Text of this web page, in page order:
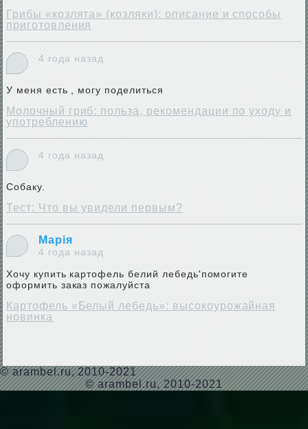
Грибы «козлята» (козляки): описание и способы
приготовления
4 года назад
У меня есть , могу поделиться
Молочный гриб: польза, рекомендации по уходу и
употреблению
4 года назад
Собаку.
Тест: Что вы увидели первым?
Марія
4 года назад
Хочу купить картофель белий лебедь'помогите
оформить заказ пожалуйста
Картофель «Белый лебедь»: высокоурожайная
новинка
© arambel.ru, 2010-2021
© arambel.ru, 2010-2021